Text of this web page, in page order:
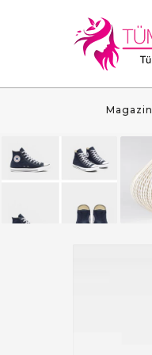
Magazin